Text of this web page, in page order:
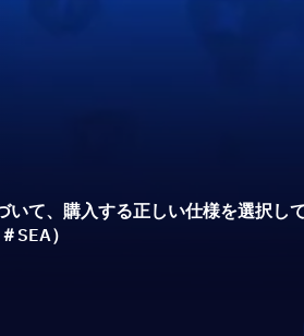
て、購入する正しい仕様を選択し
SEA）